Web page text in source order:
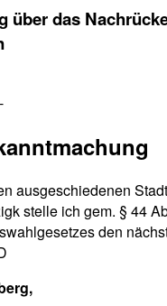
über das
ausgeschiedenen
stelle ich gem. § 44
den